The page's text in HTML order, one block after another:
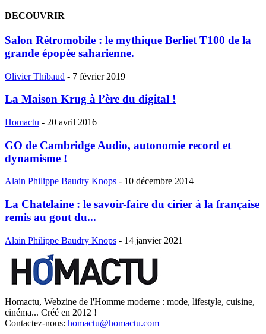
DECOUVRIR
Salon Rétromobile : le mythique Berliet T100 de la
grande épopée saharienne.
Olivier Thibaud - 7 février 2019
La Maison Krug à l’ère du digital !
Homactu - 20 avril 2016
GO de Cambridge Audio, autonomie record et
dynamisme !
Alain Philippe Baudry Knops - 10 décembre 2014
La Chatelaine : le savoir-faire du cirier à la française
remis au gout du...
Alain Philippe Baudry Knops - 14 janvier 2021
Homactu, Webzine de l'Homme moderne : mode, lifestyle, cuisine,
cinéma... Créé en 2012 !
Contactez-nous: homactu@homactu.com